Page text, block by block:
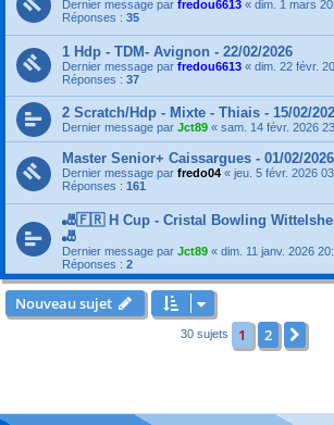
Dernier message par fredou6613 « dim. 1 mars
Réponses : 35
1 Hdp - TDM- Avignon - 22/02/2026
Dernier message par fredou6613 « dim. 22 févr.
Réponses : 37
2 Scratch/Hdp - Mixte - Thiais - 15/02/
Dernier message par Jct89 « sam. 14 févr. 2026
Master Senior+ Caissargues - 01/02/2026
Dernier message par fredo04 « jeu. 5 févr. 2026
Réponses : 161
🎳🇫🇷 H Cup - Cristal Bowling
🎳
Dernier message par Jct89 « dim. 11 janv. 2026
Réponses : 2
Nouveau sujet
30 sujets 1 2